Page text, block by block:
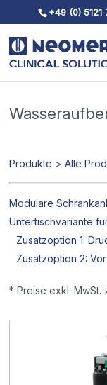
Skip To Content
+49 (0) 5121
Produkte >Alle
Modulare
Untertischvariante
Zusatzoption 1:
Zusatzoption 2:
* Preise exkl. MwSt.